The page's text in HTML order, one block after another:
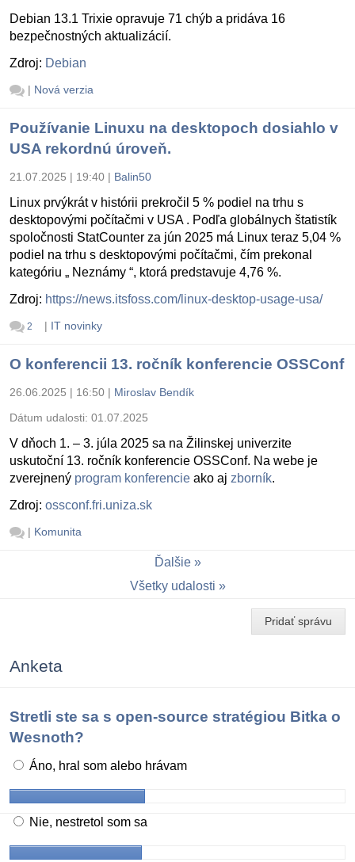
Debian 13.1 Trixie opravuje 71 chýb a pridáva 16
bezpečnostných aktualizácií.
Zdroj: Debian
| Nová verzia
Používanie Linuxu na desktopoch dosiahlo v
USA rekordnú úroveň.
21.07.2025 | 19:40 | Balin50
Linux prvýkrát v histórii prekročil 5 % podiel na trhu s
desktopovými počítačmi v USA . Podľa globálnych štatistík
spoločnosti StatCounter za jún 2025 má Linux teraz 5,04 %
podiel na trhu s desktopovými počítačmi, čím prekonal
kategóriu „ Neznámy “, ktorá predstavuje 4,76 %.
Zdroj: https://news.itsfoss.com/linux-desktop-usage-usa/
2 | IT novinky
O konferencii 13. ročník konferencie OSSConf
26.06.2025 | 16:50 | Miroslav Bendík
Dátum udalosti: 01.07.2025
V dňoch 1. – 3. júla 2025 sa na Žilinskej univerzite
uskutoční 13. ročník konferencie OSSConf. Na webe je
zverejnený program konferencie ako aj zborník.
Zdroj: ossconf.fri.uniza.sk
| Komunita
Ďalšie
Všetky udalosti
Pridať správu
Anketa
Stretli ste sa s open-source stratégiou Bitka o
Wesnoth?
Áno, hral som alebo hrávam
Nie, nestretol som sa